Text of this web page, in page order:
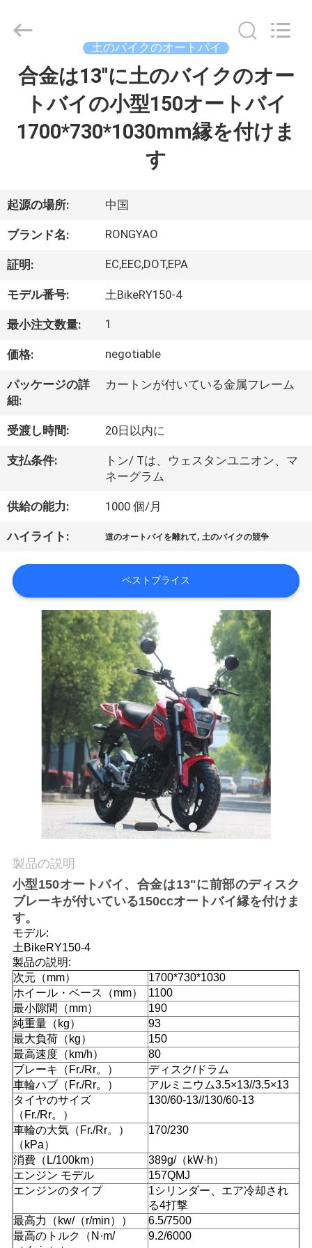
家
プ
ク
ト
私
達
つ
い
て
工
場
旅
品
し
な
さ
い
引
用
を
要
求
し
な
い
Shanghai
Rongyao
Reserved.
土のバイクのオートバイ
合金は13"に土のバイクのオー
トバイの小型150オートバイ
1700*730*1030mm縁を付けま
す
起源の場所: 中国
ブランド名: RONGYAO
証明: EC,EEC,DOT,EPA
モデル番号: 土BikeRY150-4
最小注文数量: 1
価格: negotiable
パッケージの詳
細:
カートンが付いている金属フレーム
受渡し時間: 20日以内に
支払条件:
トン/ Tは、ウェスタンユニオン、マ
ネーグラム
供給の能力: 1000 個/月
ハイライト: 道のオートバイを離れて,土のバイクの競争
ベストプライス
製品の説明
小型150オートバイ、合金は13"に前部のディスク
ブレーキが付いている150ccオートバイ縁を付けま
す。
モデル:
土BikeRY150-4
製品の説明:
次元（mm）
1700*730*1030
ホイール・ベース（mm）
1100
最小隙間（mm）
190
純重量（kg）
93
最大負荷（kg）
150
最高速度（km/h）
80
ブレーキ（Fr./Rr。）
ディスク/ドラム
車輪ハブ（Fr./Rr。）
アルミニウム3.5×13//3.5×13
タイヤのサイズ
（Fr./Rr。）
130/60-13//130/60-13
車輪の大気（Fr./Rr。）
（kPa）
170/230
消費（L/100km）
389g/（kW·h）
エンジン モデル
157QMJ
エンジンのタイプ
1シリンダー、エア冷却され
る4打撃
最高力（kw/（r/min））
6.5/7500
最高のトルク（N·m/
9.2/6000